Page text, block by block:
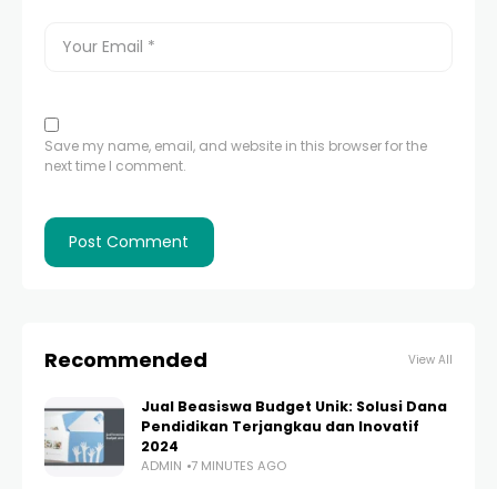
Save my name, email, and website in this browser for the
next time I comment.
Recommended View All
Jual Beasiswa Budget Unik: Solusi Dana
Pendidikan Terjangkau dan Inovatif
2024
ADMIN 7 MINUTES AGO